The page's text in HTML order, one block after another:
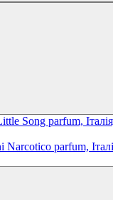
Song parfum,